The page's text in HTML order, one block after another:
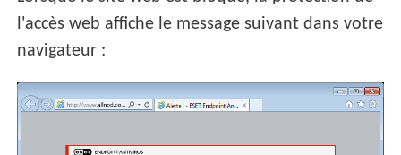
l'accès web affiche le message suivant dans votre
navigateur :